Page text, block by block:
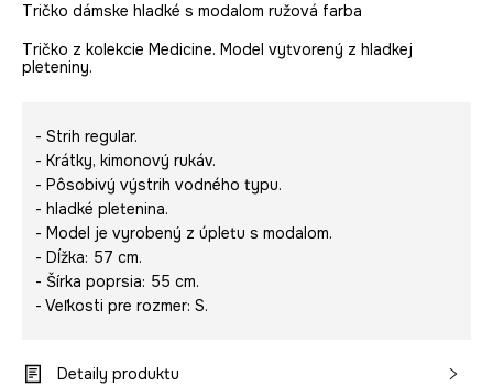
Tričko dámske hladké s modalom ružová farba
Tričko z kolekcie Medicine. Model vytvorený z hladkej
pleteniny.
- Strih regular.
- Krátky, kimonový rukáv.
- Pôsobivý výstrih vodného typu.
- hladké pletenina.
- Model je vyrobený z úpletu s modalom.
- Dĺžka: 57 cm.
- Šírka poprsia: 55 cm.
- Veľkosti pre rozmer: S.
Detaily produktu